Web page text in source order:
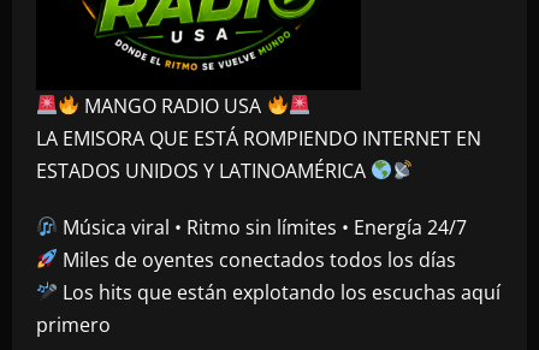
MANGO RADIO USA
LA EMISORA QUE ESTÁ ROMPIENDO INTERNET EN
ESTADOS UNIDOS Y LATINOAMÉRICA
Música viral • Ritmo sin límites • Energía 24/7
Miles de oyentes conectados todos los días
Los hits que están explotando los escuchas aquí
primero